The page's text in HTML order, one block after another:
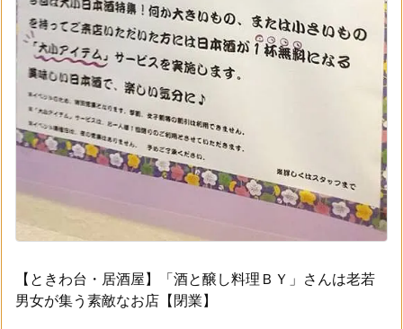
【ときわ台・居酒屋】「酒と醸し料理ＢＹ」さんは老若
男女が集う素敵なお店【閉業】